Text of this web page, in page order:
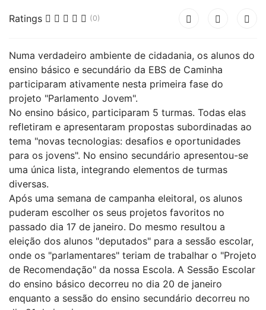
Ratings (0)
Numa verdadeiro ambiente de cidadania, os alunos do
ensino básico e secundário da EBS de Caminha
participaram ativamente nesta primeira fase do
projeto "Parlamento Jovem".
No ensino básico, participaram 5 turmas. Todas elas
refletiram e apresentaram propostas subordinadas ao
tema "novas tecnologias: desafios e oportunidades
para os jovens". No ensino secundário apresentou-se
uma única lista, integrando elementos de turmas
diversas.
Após uma semana de campanha eleitoral, os alunos
puderam escolher os seus projetos favoritos no
passado dia 17 de janeiro. Do mesmo resultou a
eleição dos alunos "deputados" para a sessão escolar,
onde os "parlamentares" teriam de trabalhar o "Projeto
de Recomendação" da nossa Escola. A Sessão Escolar
do ensino básico decorreu no dia 20 de janeiro
enquanto a sessão do ensino secundário decorreu no